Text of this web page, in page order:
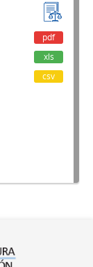
pdf
xls
csv